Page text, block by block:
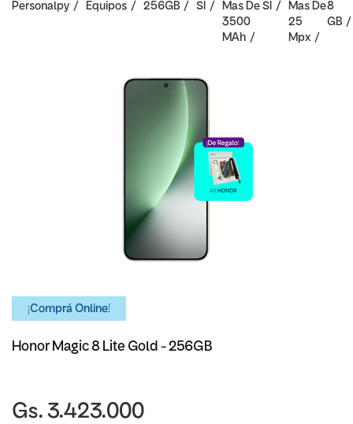
Personalpy Equipos 256GB SI
Mas De
3500
MAh
SI
Mas De
25
Mpx
8
GB
¡Comprá Online!
Honor Magic 8 Lite Gold - 256GB
Gs. 3.423.000